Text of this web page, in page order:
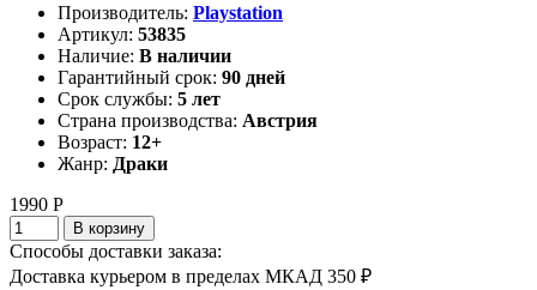
Производитель: Playstation
Артикул: 53835
Наличие: В наличии
Гарантийный срок: 90 дней
Срок службы: 5 лет
Страна производства: Австрия
Возраст: 12+
Жанр: Драки
1990 Р
В корзину
Способы доставки заказа:
Доставка курьером в пределах МКАД 350 ₽